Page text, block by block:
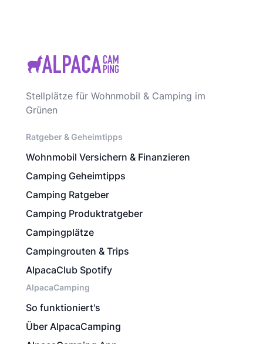
Stellplätze für Wohnmobil & Camping im
Grünen
Ratgeber & Geheimtipps
Wohnmobil Versichern & Finanzieren
Camping Geheimtipps
Camping Ratgeber
Camping Produktratgeber
Campingplätze
Campingrouten & Trips
AlpacaClub Spotify
AlpacaCamping
So funktioniert's
Über AlpacaCamping